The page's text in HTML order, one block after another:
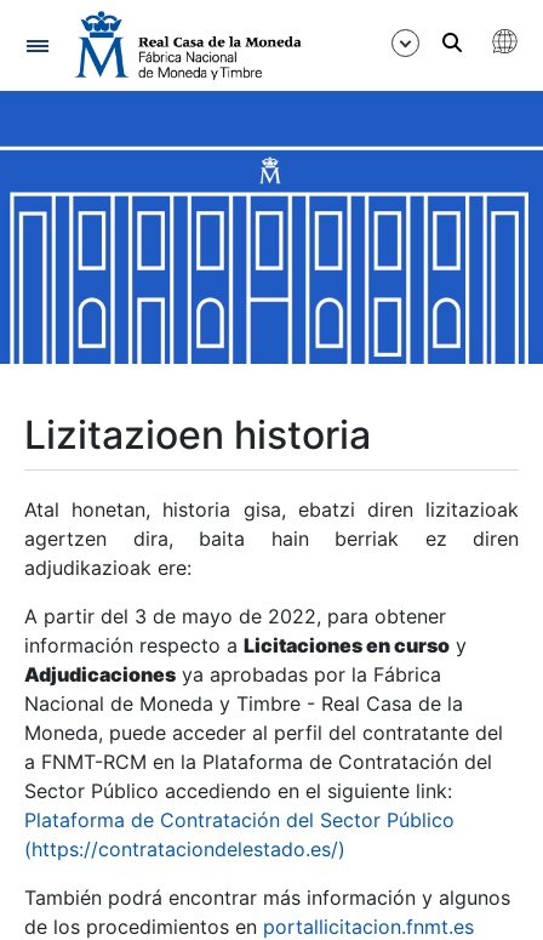
Nabigazioa
Erakutsi/Ezkutatu
Erakutsi/Ezkutatu
Erakutsi/Ezkutatu
Erakutsi/Ezkutatu
Erakutsi/Ezkutatu
Erakutsi/Ezkutatu
Erakutsi/Ezkutatu
Lizitazioen historia
Atal honetan, historia gisa, ebatzi diren lizitazioak
agertzen dira, baita hain berriak ez diren
adjudikazioak ere:
A partir del 3 de mayo de 2022, para obtener
información respecto a Licitaciones en curso y
Adjudicaciones ya aprobadas por la Fábrica
Nacional de Moneda y Timbre - Real Casa de la
Moneda, puede acceder al perfil del contratante del
a FNMT-RCM en la Plataforma de Contratación del
Sector Público accediendo en el siguiente link:
Plataforma de Contratación del Sector Público
(https://contrataciondelestado.es/)
También podrá encontrar más información y algunos
de los procedimientos en portallicitacion.fnmt.es